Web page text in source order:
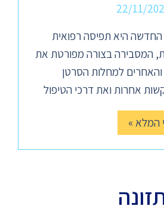
22/11/
היא תפיסה רפואית
המסבירה בצורה מפורטת את
והאחרים למחלות הסרטן
אחרות ואת דרכי הטיפול
המלא »